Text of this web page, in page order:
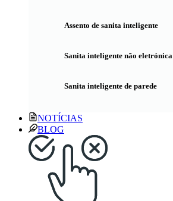
Assento de sanita inteligente
Sanita inteligente não eletrónica
Sanita inteligente de parede
NOTÍCIAS
BLOG